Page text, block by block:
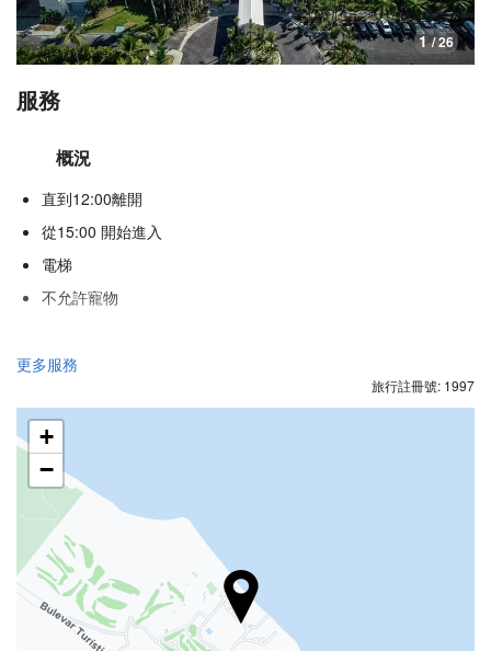
1 / 26
服務
概況
直到12:00離開
從15:00 開始進入
電梯
不允許寵物
食品與飲品
酒巴
館內咖啡店
接待服務
24 小時接待櫃檯
行李寄存
更多服務
旅行註冊號: 1997
+
−